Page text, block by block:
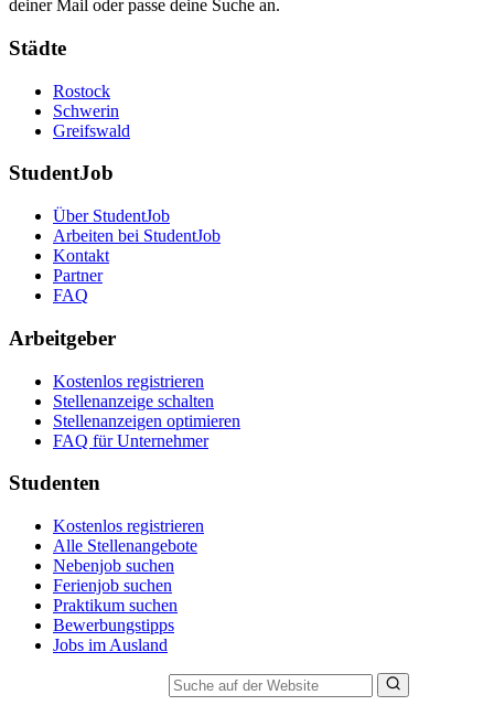
deiner Mail oder passe deine Suche an.
Städte
Rostock
Schwerin
Greifswald
StudentJob
Über StudentJob
Arbeiten bei StudentJob
Kontakt
Partner
FAQ
Arbeitgeber
Kostenlos registrieren
Stellenanzeige schalten
Stellenanzeigen optimieren
FAQ für Unternehmer
Studenten
Kostenlos registrieren
Alle Stellenangebote
Nebenjob suchen
Ferienjob suchen
Praktikum suchen
Bewerbungstipps
Jobs im Ausland